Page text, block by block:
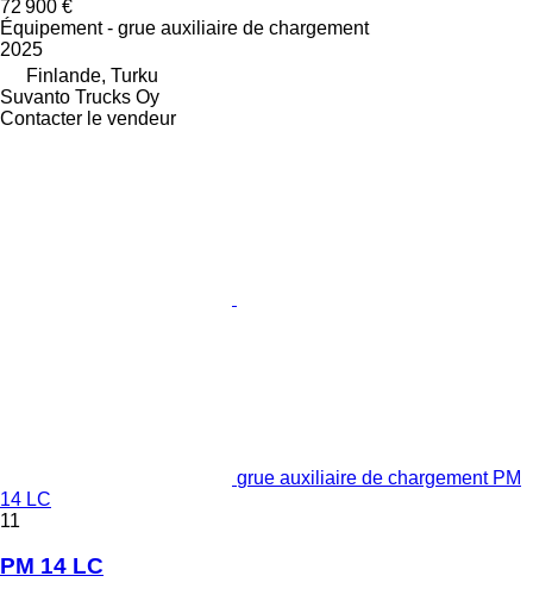
72 900 €
Équipement - grue auxiliaire de chargement
2025
Finlande, Turku
Suvanto Trucks Oy
Contacter le vendeur
grue auxiliaire de chargement PM
14 LC
11
PM 14 LC